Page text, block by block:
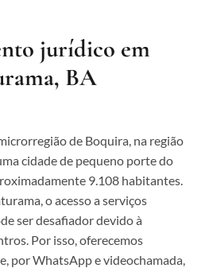
jurídico em
BA
de Boquira, na região
cidade de pequeno porte do
9.108 habitantes.
o acesso a serviços
ser desafiador devido à
Por isso, oferecemos
por WhatsApp e videochamada,